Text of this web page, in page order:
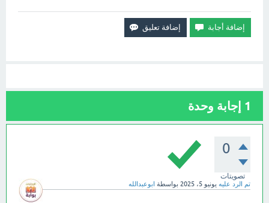
1 إجابة وحدة
0
تصويتات
تم الرد عليه يونيو 5، 2025 بواسطة ابوعبدالله